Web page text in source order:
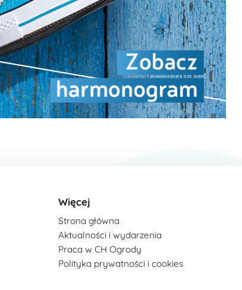
Więcej
Strona główna
Aktualności i wydarzenia
Praca w CH Ogrody
Polityka prywatności i cookies